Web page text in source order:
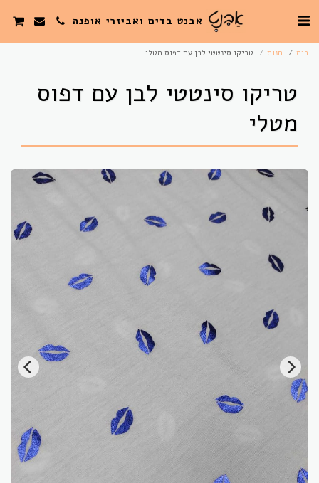
אבנט בדים ואביזרי אופנה
בית חנות טריקו סינטטי לבן עם דפוס מטלי
טריקו סינטטי לבן עם דפוס
מטלי